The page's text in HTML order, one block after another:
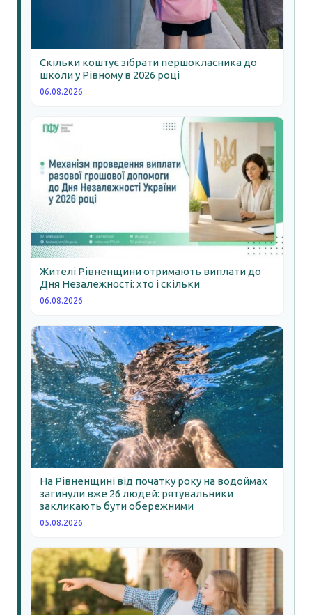
Скільки коштує зібрати першокласника до
школи у Рівному в 2026 році
06.08.2026
Жителі Рівненщини отримають виплати до
Дня Незалежності: хто і скільки
06.08.2026
На Рівненщині від початку року на водоймах
загинули вже 26 людей: рятувальники
закликають бути обережними
05.08.2026